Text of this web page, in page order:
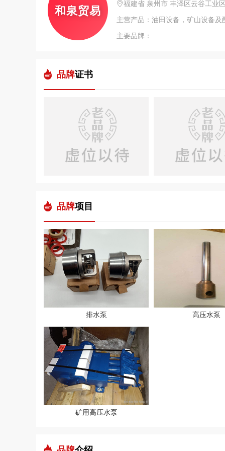
和泉贸易
福建省 泉州市 丰泽区云谷工业
主营产品：油田设备，矿山设备及
主要品牌：
品牌证书
品牌项目
排水泵 高压水泵
矿用高压水泵